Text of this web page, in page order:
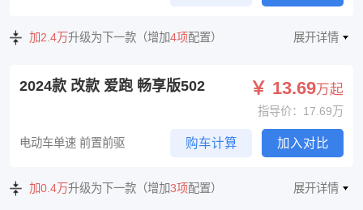
加2.4万升级为下一款（增加4项配置） 展开详情
2024款 改款 爱跑 畅享版502 ￥ 13.69万起
指导价：17.69万
电动车单速 前置前驱 购车计算 加入对比
加0.4万升级为下一款（增加3项配置） 展开详情